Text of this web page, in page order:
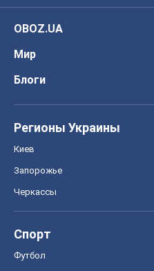
OBOZ.UA
Мир
Блоги
Регионы Украины
Киев
Запорожье
Черкассы
Спорт
Футбол